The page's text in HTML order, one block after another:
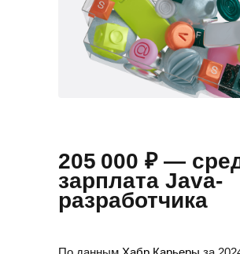
205 000 ₽ —
зарплата Java-
разработчика